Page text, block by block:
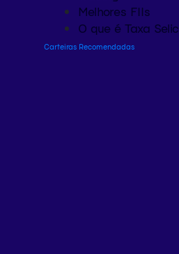
Melhores FIIs
O que é Taxa Selic
Carteiras Recomendadas